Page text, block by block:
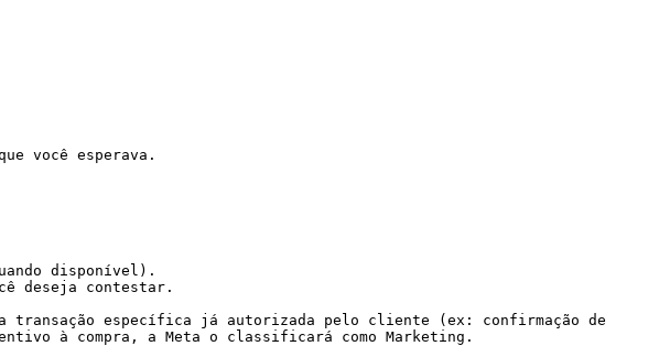
você esperava.
disponível).
deseja contestar.
transação específica já autorizada pelo cliente (ex: confirmação de
à compra, a Meta o classificará como Marketing.